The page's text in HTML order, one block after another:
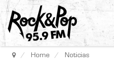
Home Noticias